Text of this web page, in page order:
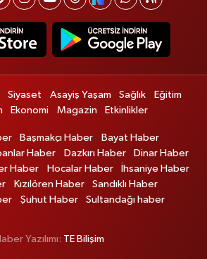
Siyaset Asayiş Yaşam Sağlık
Eğitim
Ekonomi Magazin Etkinlikler
Başmakçı Haber
Bayat Haber
Haber Dazkırı Haber
Dinar Haber
Haber Hocalar Haber
İhsaniye Haber
Kızılören Haber
Sandıklı Haber
Şuhut Haber Sultandağı haber
Yazılımı: TE Bilişim